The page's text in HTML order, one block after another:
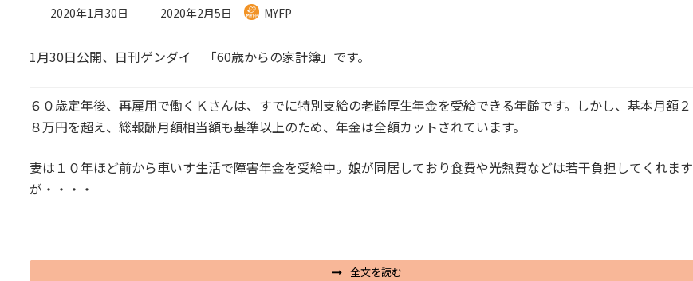
2020年1月30日
最
新
:
2020年2月5日 MYFP
1月30日公開、日刊ゲンダイ 「60歳からの家計簿」です。
６０歳定年後、再雇用で働くＫさんは、すでに特別支給の老齢厚生年金を受給できる年齢です。しかし、基本月額２
８万円を超え、総報酬月額相当額も基準以上のため、年金は全額カットされています。
妻は１０年ほど前から車いす生活で障害年金を受給中。娘が同居しており食費や光熱費などは若干負担してくれます
が・・・・
全文を読む